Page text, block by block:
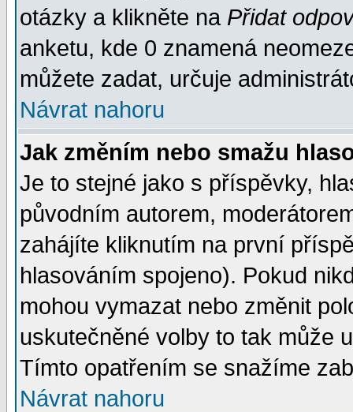
otázky a klikněte na Přidat
anketu, kde 0 znamená
můžete zadat, určuje
Návrat nahoru
Jak změním nebo smažu
Je to stejné jako s příspěvky,
původním autorem,
zahájíte kliknutím na první
hlasováním spojeno). Pokud
mohou vymazat nebo změnit
uskutečněné volby to tak může
Tímto opatřením se snažíme
Návrat nahoru